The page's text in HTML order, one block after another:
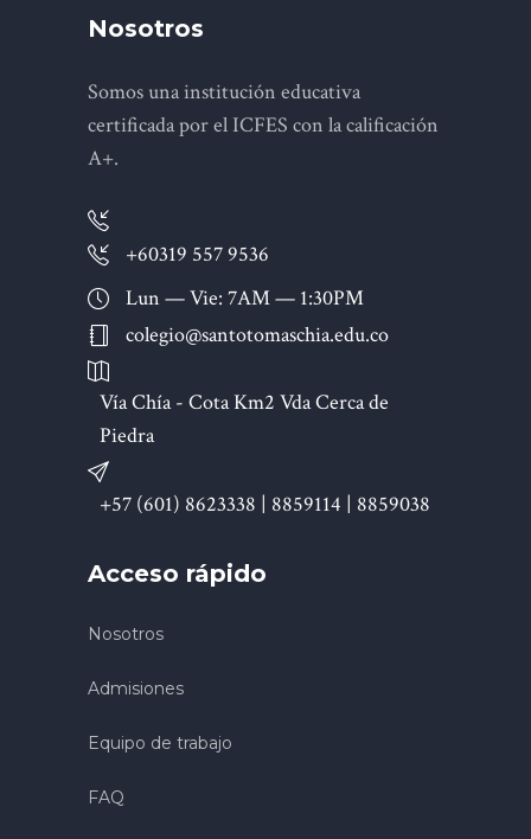
Nosotros
Somos una institución educativa
certificada por el ICFES con la calificación
A+.
+60319 557 9536
Lun — Vie: 7AM — 1:30PM
colegio@santotomaschia.edu.co
Vía Chía - Cota Km2 Vda Cerca de
Piedra
+57 (601) 8623338 | 8859114 | 8859038
Acceso rápido
Nosotros
Admisiones
Equipo de trabajo
FAQ